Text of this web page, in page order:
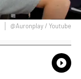
@Auronplay / Youtube